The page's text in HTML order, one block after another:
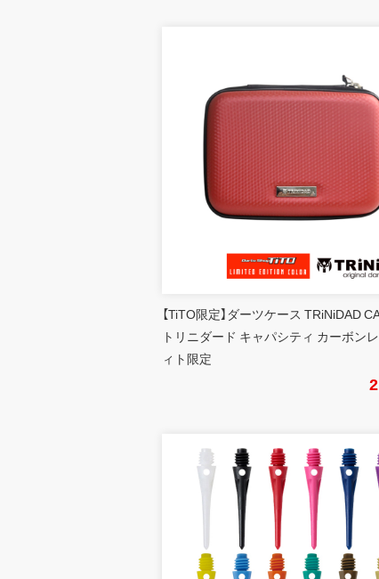
【TiTO限定】ダーツケース TRiNiDAD
トリニダード キャパシティ カーボン
ィト限定